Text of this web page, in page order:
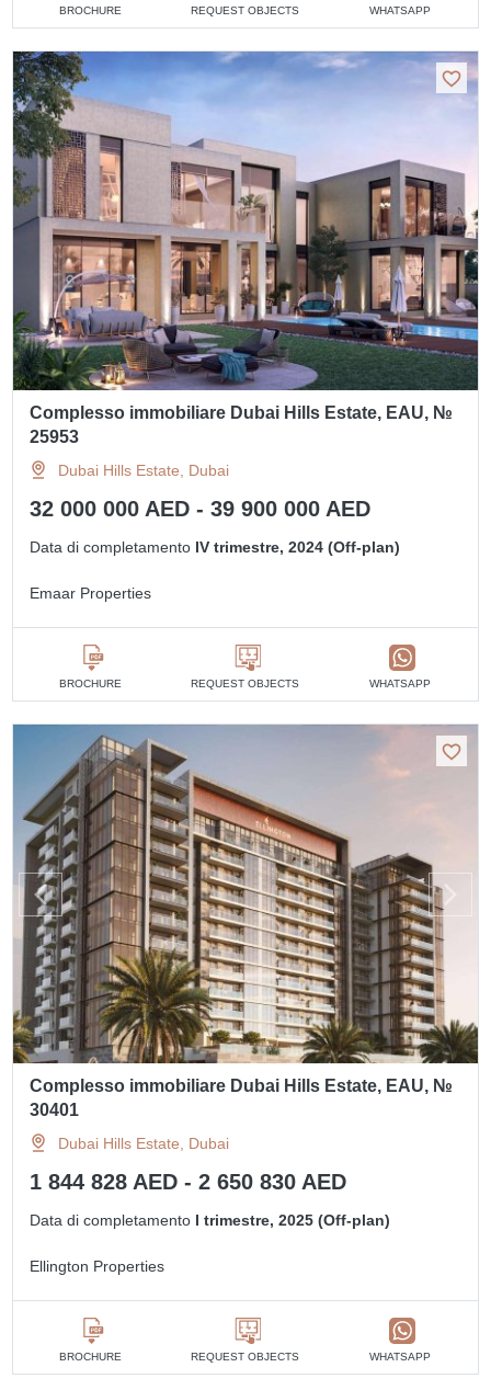
BROCHURE REQUEST OBJECTS WHATSAPP
Complesso immobiliare Dubai Hills Estate, EAU, №
25953
Dubai Hills Estate, Dubai
32 000 000 AED - 39 900 000 AED
Data di completamento IV trimestre, 2024 (Off-plan)
Emaar Properties
BROCHURE REQUEST OBJECTS WHATSAPP
Complesso immobiliare Dubai Hills Estate, EAU, №
30401
Dubai Hills Estate, Dubai
1 844 828 AED - 2 650 830 AED
Data di completamento I trimestre, 2025 (Off-plan)
Ellington Properties
BROCHURE REQUEST OBJECTS WHATSAPP